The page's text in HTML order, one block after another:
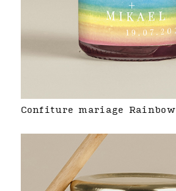
Confiture mariage Rainbow